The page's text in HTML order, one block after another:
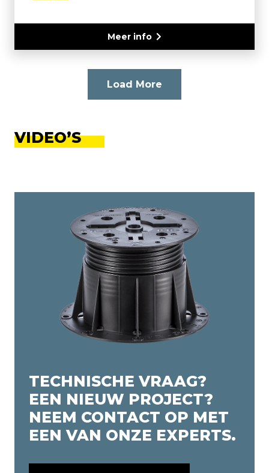
Meer info
Load More
VIDEO’S
TECHNISCHE VRAAG?
EEN NIEUW PROJECT?
NEEM CONTACT OP MET
EEN VAN ONZE EXPERTS.